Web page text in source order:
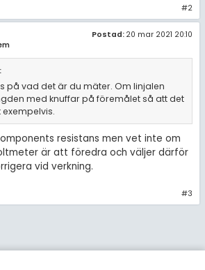
#2
Postad: 20 mar 2021 20:10
på vad det är du mäter. Om linjalen
med knuffar på föremålet så att det
resistans men vet inte om
är att föredra och väljer därför
vid verkning.
#3
För lärare
7 inloggade
Om Pluggakuten
Allmänna villkor
Cookie-inställningar